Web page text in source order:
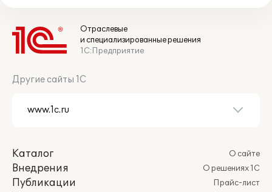
Отраслевые
и специализированные решения
1С:Предприятие
Другие сайты 1С
Каталог
Внедрения
Публикации
О сайте
О решениях 1С
Прайс-лист